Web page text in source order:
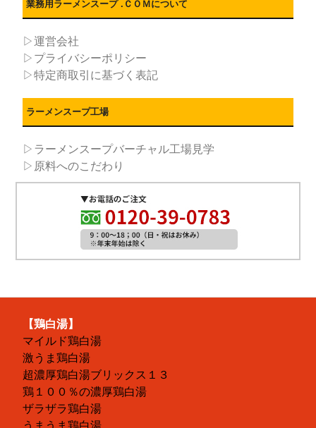
業務用ラーメンスープ .ＣＯＭについて
▷運営会社
▷プライバシーポリシー
▷特定商取引に基づく表記
ラーメンスープ工場
▷ラーメンスープバーチャル工場見学
▷原料へのこだわり
【鶏白湯】
マイルド鶏白湯
激うま鶏白湯
超濃厚鶏白湯ブリックス１３
鶏１００％の濃厚鶏白湯
ザラザラ鶏白湯
うまうま鶏白湯